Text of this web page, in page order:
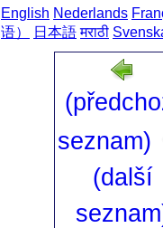
English Nederlands
语）
日本語 मराठी
seznam)
(další